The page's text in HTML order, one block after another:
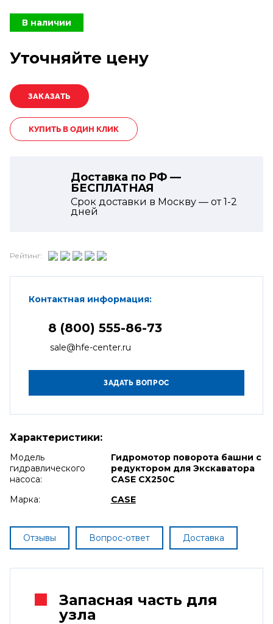
В наличии
Уточняйте цену
КУПИТЬ В ОДИН КЛИК
Доставка по РФ —
БЕСПЛАТНАЯ
Срок доставки в Москву — от1-2
дней
Рейтинг:
Контактная информация:
8 (800) 555-86-73
sale@hfe-center.ru
Характеристики:
Модель
гидравлического
насоса:
Гидромотор поворота башни с
редуктором для Экскаватора
CASE CX250C
Марка:
CASE
Отзывы Вопрос-ответ Доставка
Запасная часть для
узла